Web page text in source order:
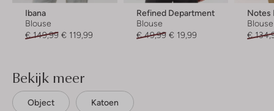
Ibana
Blouse
€ 149,99 € 119,99
Refined Department
Blouse
€ 49,99 € 19,99
Notes
Blouse
€
Bekijk meer
Object Katoen